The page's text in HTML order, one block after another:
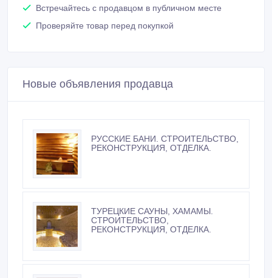
Встречайтесь с продавцом в публичном месте
Проверяйте товар перед покупкой
Новые объявления продавца
РУССКИЕ БАНИ. СТРОИТЕЛЬСТВО,
РЕКОНСТРУКЦИЯ, ОТДЕЛКА.
ТУРЕЦКИЕ САУНЫ, ХАМАМЫ.
СТРОИТЕЛЬСТВО,
РЕКОНСТРУКЦИЯ, ОТДЕЛКА.